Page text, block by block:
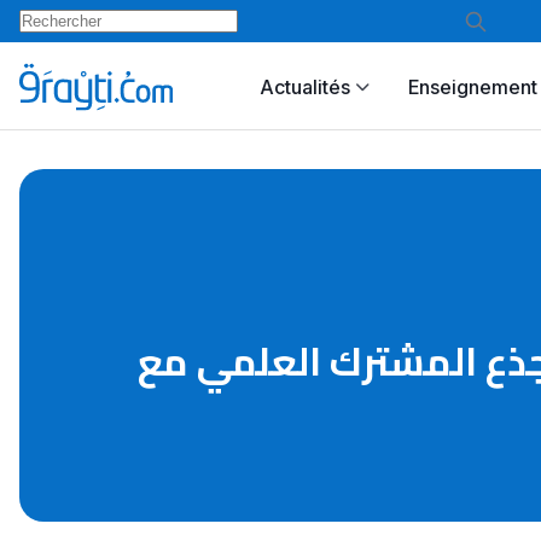
Actualités
الجذع المشترك العلمي مع